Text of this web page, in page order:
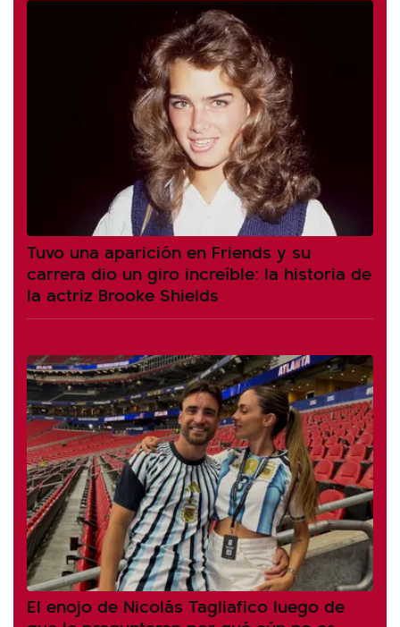
Tuvo una aparición en Friends y su
carrera dio un giro increíble: la historia de
la actriz Brooke Shields
El enojo de Nicolás Tagliafico luego de